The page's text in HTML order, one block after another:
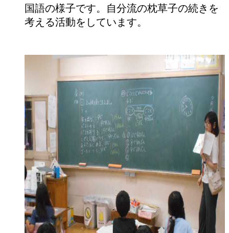
国語の様子です。自分流の枕草子の続きを
考える活動をしています。